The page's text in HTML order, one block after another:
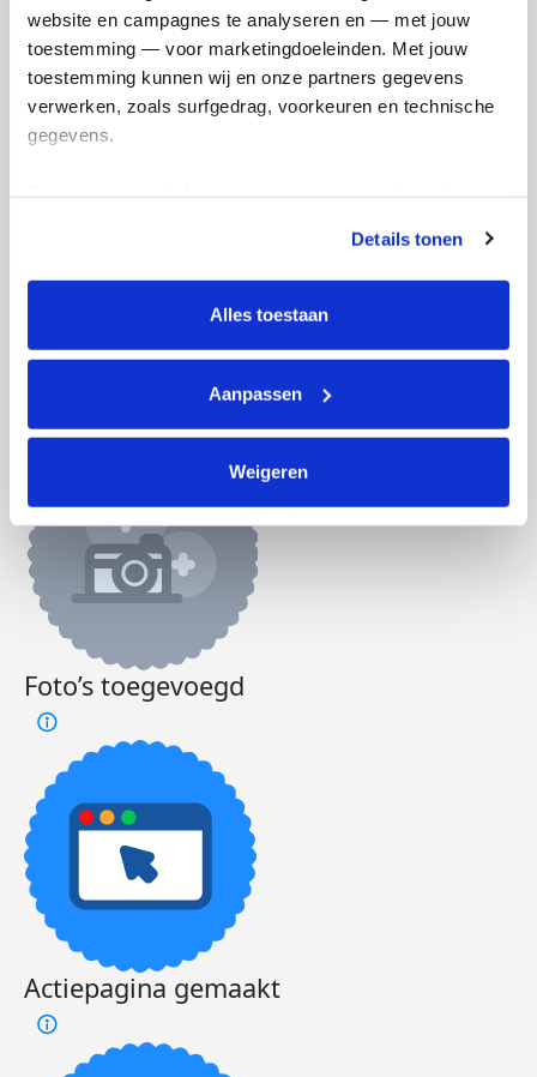
website en campagnes te analyseren en — met jouw
toestemming — voor marketingdoeleinden. Met jouw
toestemming kunnen wij en onze partners gegevens
verwerken, zoals surfgedrag, voorkeuren en technische
gegevens.
tonen. Je kunt je toestemming op elk moment wijzigen of
intrekken via Cookie instellingen onderaan de pagina. De
lijst met cookies is te vinden in het tabblad “details”.
Details tonen
Alles toestaan
Aanpassen
Weigeren
Doneer nu
Doneer Word lid van mijn team
Badges
Foto’s toegevoegd
Actiepagina gemaakt